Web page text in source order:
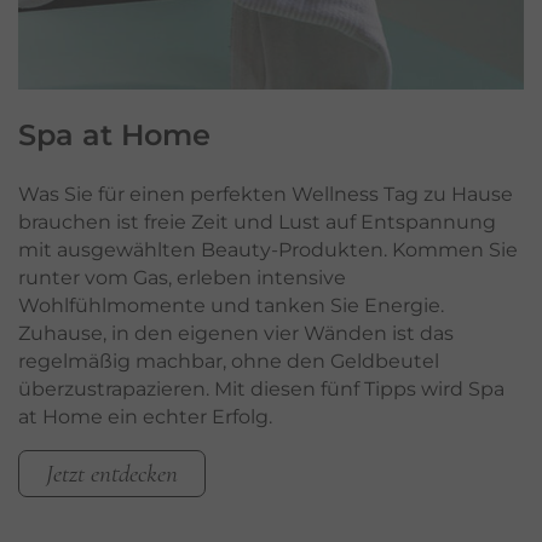
Spa at Home
Was Sie für einen perfekten Wellness Tag zu Hause
brauchen ist freie Zeit und Lust auf Entspannung
mit ausgewählten Beauty-Produkten. Kommen Sie
runter vom Gas, erleben intensive
Wohlfühlmomente und tanken Sie Energie.
Zuhause, in den eigenen vier Wänden ist das
regelmäßig machbar, ohne den Geldbeutel
überzustrapazieren. Mit diesen fünf Tipps wird Spa
at Home ein echter Erfolg.
Jetzt entdecken